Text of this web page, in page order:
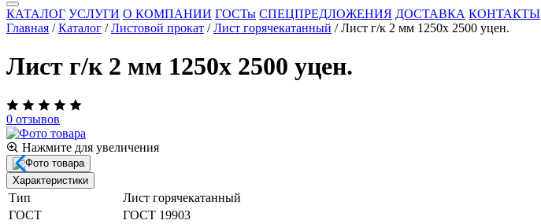
КАТАЛОГ УСЛУГИ О КОМПАНИИ ГОСТы СПЕЦПРЕДЛОЖЕНИЯ ДОСТАВКА КОНТАКТЫ
Главная / Каталог / Листовой прокат / Лист горячекатанный / Лист г/к 2 мм 1250х 2500 уцен.
Лист г/к 2 мм 1250х 2500 уцен.
0 отзывов
Нажмите для увеличения
Характеристики
Тип
Лист горячекатанный
ГОСТ
ГОСТ 19903